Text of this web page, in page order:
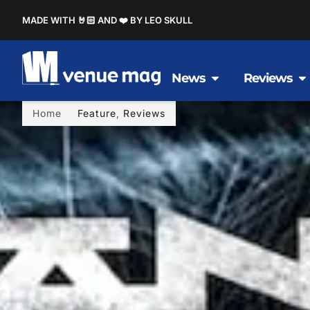
MADE WITH 🤘🏻 AND ❤️ BY LEO SKULL
News Reviews
Home Feature, Reviews